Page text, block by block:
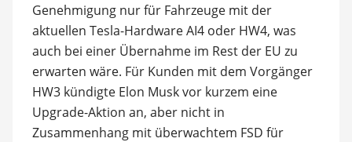
Genehmigung nur für Fahrzeuge mit der
aktuellen Tesla-Hardware AI4 oder HW4, was
auch bei einer Übernahme im Rest der EU zu
erwarten wäre. Für Kunden mit dem Vorgänger
HW3 kündigte Elon Musk vor kurzem eine
Upgrade-Aktion an, aber nicht in
Zusammenhang mit überwachtem FSD für